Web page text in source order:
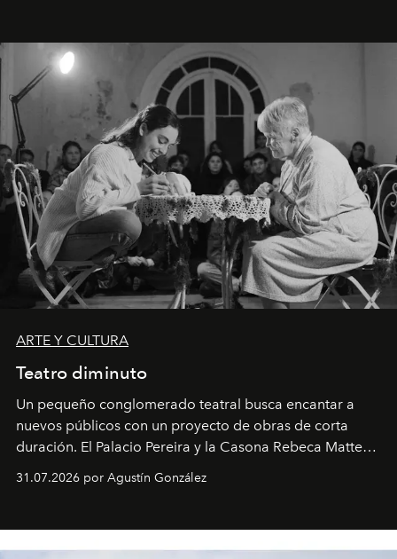
ARTE Y CULTURA
Teatro diminuto
Un pequeño conglomerado teatral busca encantar a
nuevos públicos con un proyecto de obras de corta
duración. El Palacio Pereira y la Casona Rebeca Matte
son algunos de los lugares que han albergado estas
miniobras. Sus puestas en escena son limpias; ponen el
31.07.2026 por Agustín González